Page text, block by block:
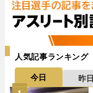
人気記事ランキング
今日 昨日